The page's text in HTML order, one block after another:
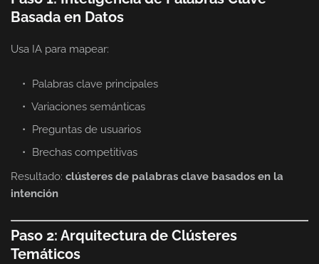
Basada en Datos
Usa IA para mapear:
Palabras clave principales
Variaciones semánticas
Preguntas de usuarios
Brechas competitivas
Resultado: clústeres de palabras clave basados en la
intención
Paso 2: Arquitectura de Clústeres
Temáticos